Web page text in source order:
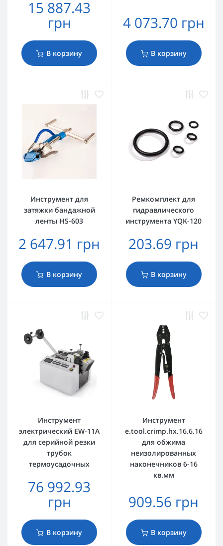
15 887.43
грн
В корзину
4 073.70 грн
В корзину
Инструмент для
затяжки бандажной
ленты HS-603
2 647.91 грн
В корзину
Ремкомплект для
гидравлического
инструмента YQK-120
203.69 грн
В корзину
Инструмент
электрический EW-11A
для серийной резки
трубок
термоусадочных
76 992.93
грн
В корзину
Инструмент
e.tool.crimp.hx.16.6.16
для обжима
неизолированных
наконечников 6-16
кв.мм
909.56 грн
В корзину